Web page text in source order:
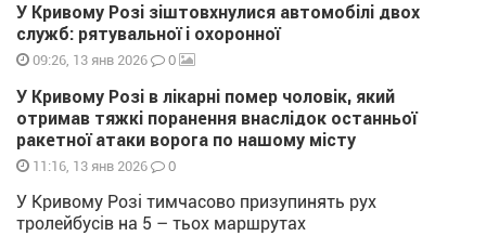
У Кривому Розі зіштовхнулися автомобілі двох
служб: рятувальної і охоронної
09:26, 13 янв 2026 0
У Кривому Розі в лікарні помер чоловік, який
отримав тяжкі поранення внаслідок останньої
ракетної атаки ворога по нашому місту
11:16, 13 янв 2026 0
У Кривому Розі тимчасово призупинять рух
тролейбусів на 5 – тьох маршрутах